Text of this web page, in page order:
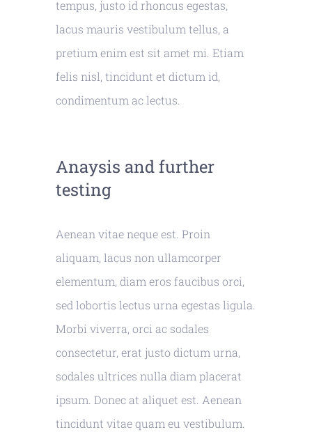
tempus, justo id rhoncus egestas,
lacus mauris vestibulum tellus, a
pretium enim est sit amet mi. Etiam
felis nisl, tincidunt et dictum id,
condimentum ac lectus.
Anaysis and further
testing
Aenean vitae neque est. Proin
aliquam, lacus non ullamcorper
elementum, diam eros faucibus orci,
sed lobortis lectus urna egestas ligula.
Morbi viverra, orci ac sodales
consectetur, erat justo dictum urna,
sodales ultrices nulla diam placerat
ipsum. Donec at aliquet est. Aenean
tincidunt vitae quam eu vestibulum.